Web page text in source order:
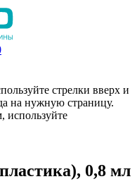
стрелки вверх и
на нужную страницу.
используйте
0,8 мл